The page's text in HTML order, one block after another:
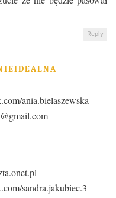
Reply
ania.bielaszewska
sandra.jakubiec.3